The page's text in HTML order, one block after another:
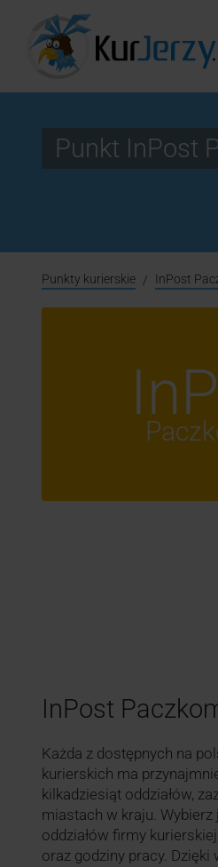
Punkt InPost
Punkty kurierskie InPost
InPost
Każda z dostępnych na
kurierskich ma
kilkadziesiąt oddziałów,
miastach w kraju. Wybierz
oddziałów firmy
oraz godziny pracy.